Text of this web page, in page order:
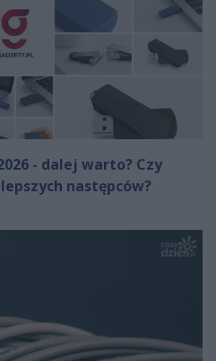
- dalej warto? Czy
następców?